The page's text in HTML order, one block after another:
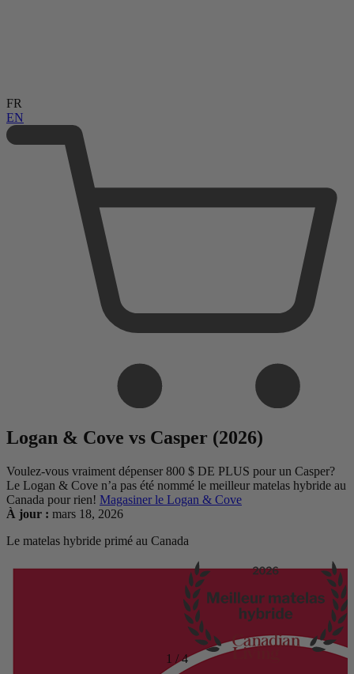
FR
EN
Logan & Cove vs Casper (2026)
Voulez-vous vraiment dépenser 800 $ DE PLUS pour un Casper?
Le Logan & Cove n’a pas été nommé le meilleur matelas hybride au
Canada pour rien! Magasiner le Logan & Cove
À jour : mars 18, 2026
Le matelas hybride primé au Canada
1 /4